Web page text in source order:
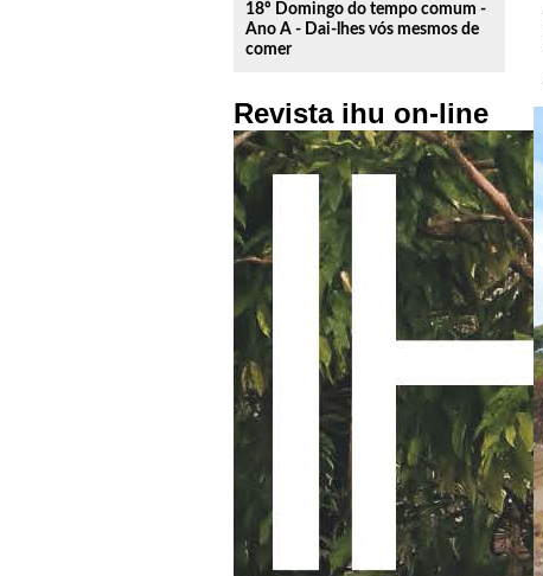
18º Domingo do tempo comum -
Ano A - Dai-lhes vós mesmos de
comer
Revista ihu on-line